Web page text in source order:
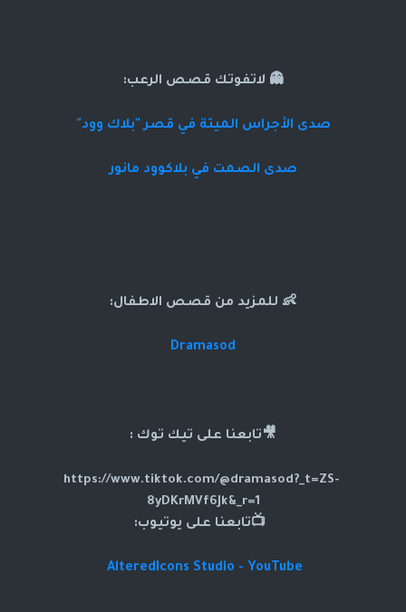
👻 لاتفوتك قصص الرعب:
صدى الأجراس الميتة في قصر "بلاك وود"
صدى الصمت في بلاكوود مانور
👶 للمزيد من قصص الاطفال:
Dramasod
🎥تابعنا على تيك توك :
https://www.tiktok.com/@dramasod?_t=ZS-
8yDKrMVf6Jk&_r=1
📺تابعنا على يوتيوب:
AlteredIcons Studio - YouTube